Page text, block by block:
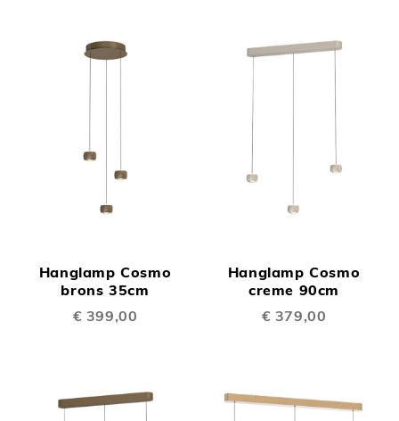
Hanglamp Cosmo
brons 35cm
€ 399,00
Hanglamp Cosmo
creme 90cm
€ 379,00